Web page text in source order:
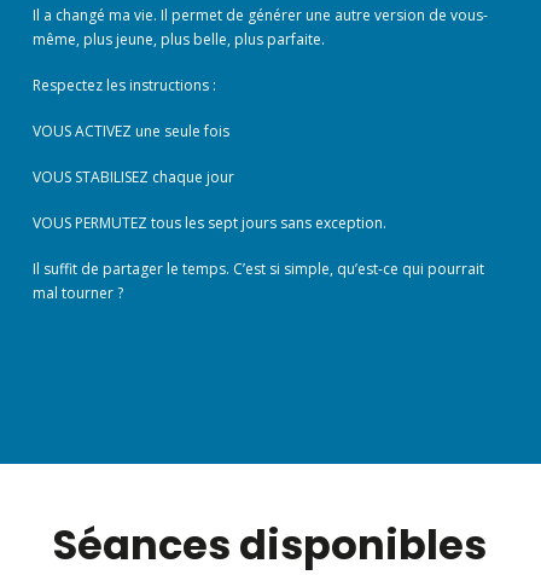
Il a changé ma vie. Il permet de générer une autre version de vous-
même, plus jeune, plus belle, plus parfaite.
Respectez les instructions :
VOUS ACTIVEZ une seule fois
VOUS STABILISEZ chaque jour
VOUS PERMUTEZ tous les sept jours sans exception.
Il suffit de partager le temps. C’est si simple, qu’est-ce qui pourrait
mal tourner ?
Séances disponibles